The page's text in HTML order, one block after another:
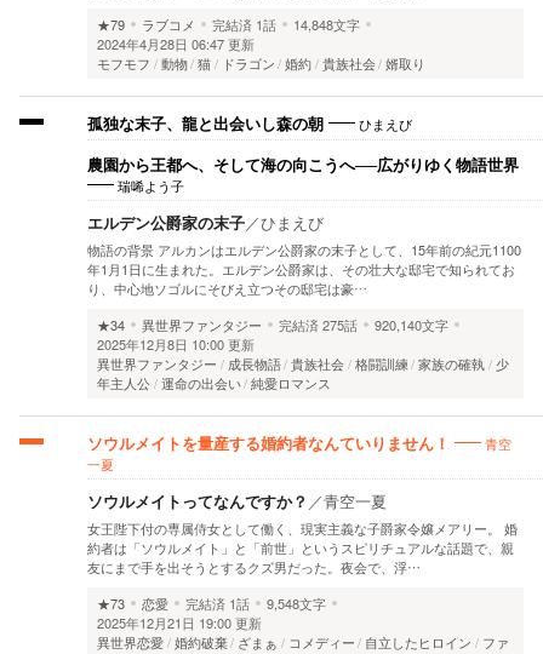
★79
ラブコメ 完結済 1話
14,848文字
2024年4月28日 06:47 更新
モフモフ
動物 猫 ドラゴン 婚約 貴族社会 婿取り
孤独な末子、龍と出会いし森の朝 ひまえび
農園から王都へ、そして海の向こうへ──広がりゆく物語世界
瑞唏よう子
エルデン公爵家の末子／ひまえび
物語の背景 アルカンはエルデン公爵家の末子として、15年前の紀元1100
年1月1日に生まれた。エルデン公爵家は、その壮大な邸宅で知られてお
り、中心地ソゴルにそびえ立つその邸宅は豪…
★34
異世界ファンタジー 完結済275話
920,140文字
2025年12月8日 10:00 更新
異世界ファンタジー
成長物語 貴族社会 格闘訓練 家族の確執
少
年主人公 運命の出会い 純愛ロマンス
ソウルメイトを量産する婚約者なんていりません！
青空
一夏
ソウルメイトってなんですか？ ／青空一夏
女王陛下付の専属侍女として働く、現実主義な子爵家令嬢メアリー。 婚
約者は「ソウルメイト」と「前世」というスピリチュアルな話題で、親
友にまで手を出そうとするクズ男だった。夜会で、浮…
★73
恋愛 完結済 1話
9,548文字
2025年12月21日 19:00 更新
異世界恋愛 婚約破棄 ざまぁ コメディー 自立したヒロイン
ファ